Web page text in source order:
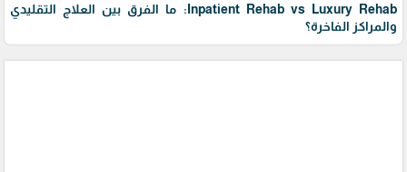
Inpatient Rehab vs Luxury Rehab: ما الفرق بين العلاج التقليدي
والمراكز الفاخرة؟